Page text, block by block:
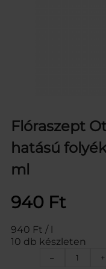
Flóraszept
hatású
ml
940 Ft
940 Ft / l
10 db készleten
–
F
+